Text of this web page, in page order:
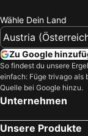
Radisson Blu Resort
TUI BLUE Adriatic
Bluesun Holiday
Aminess Senses
Grand Hotel Slavia
Bluesun Mala
Wähle Dein Land
Zu Google
So findest du unsere
einfach: Füge trivago als
Quelle bei Google hinzu.
Unternehmen
Unsere Produkte